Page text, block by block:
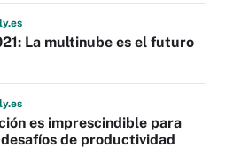
.es
La multinube es el futuro
.es
es imprescindible para
de productividad